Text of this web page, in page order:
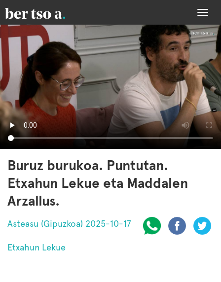
Buruz burukoa. Puntutan.
Etxahun Lekue eta Maddalen
Arzallus.
Asteasu (Gipuzkoa) 2025-10-17
Etxahun Lekue